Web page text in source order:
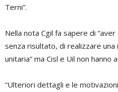
Terni”.
Nella nota Cgil fa sapere di
senza risultato, di realizzare una
unitaria” ma Cisl e Uil non hanno
“Ulteriori dettagli e le